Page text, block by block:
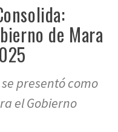
de Mara
presentó como
el Gobierno